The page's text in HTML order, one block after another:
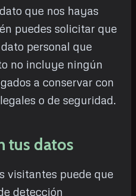
que nos hayas
puedes solicitar que
personal que
no incluye ningún
a conservar con
o de seguridad.
tus datos
visitantes puede que
detección